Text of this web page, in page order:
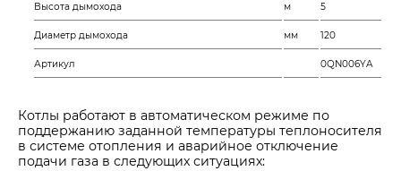
Высота дымохода м 5
Диаметр дымохода мм 120
Артикул 0QN006YA
Котлы работают в автоматическом режиме по
поддержанию заданной температуры теплоносителя
в системе отопления и аварийное отключение
подачи газа в следующих ситуациях: